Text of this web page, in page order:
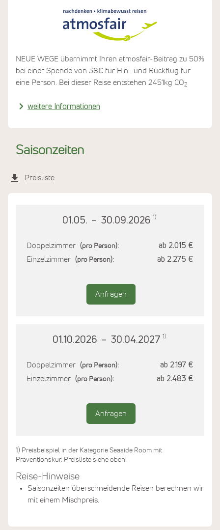
NEUE WEGE übernimmt Ihren atmosfair-Beitrag zu 50%
bei einer Spende von 38€ für Hin- und Rückflug für
eine Person. Bei dieser Reise entstehen 2451kg CO2
weitere Informationen
Saisonzeiten
Preisliste
01.05. – 30.09.2026 1)
Doppelzimmer (pro Person):
ab 2.015 €
Einzelzimmer
(pro Person): ab 2.275 €
Anfragen
01.10.2026 – 30.04.2027 1)
Doppelzimmer (pro Person):
ab 2.197 €
Einzelzimmer
(pro Person): ab 2.483 €
Anfragen
1) Preisbeispiel in der Kategorie Seaside Room mit
Präventionskur. Preisliste siehe oben!
Reise-Hinweise
Saisonzeiten überschneidende Reisen berechnen wir
mit einem Mischpreis.